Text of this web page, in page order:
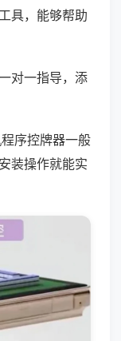
具，能够帮助
对一指导，添
序控牌器一般
装操作就能实